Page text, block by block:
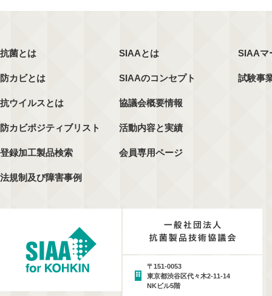
抗菌とは
防カビとは
抗ウイルスとは
防カビポジティブリスト
登録加工製品検索
法規制及び障害事例
SIAAとは
SIAAのコンセプト
協議会概要情報
活動内容と実績
会員専用ページ
SIAAマ
試験事
〒151-0053
東京都渋谷区代々木2-11-14
NKビル5階